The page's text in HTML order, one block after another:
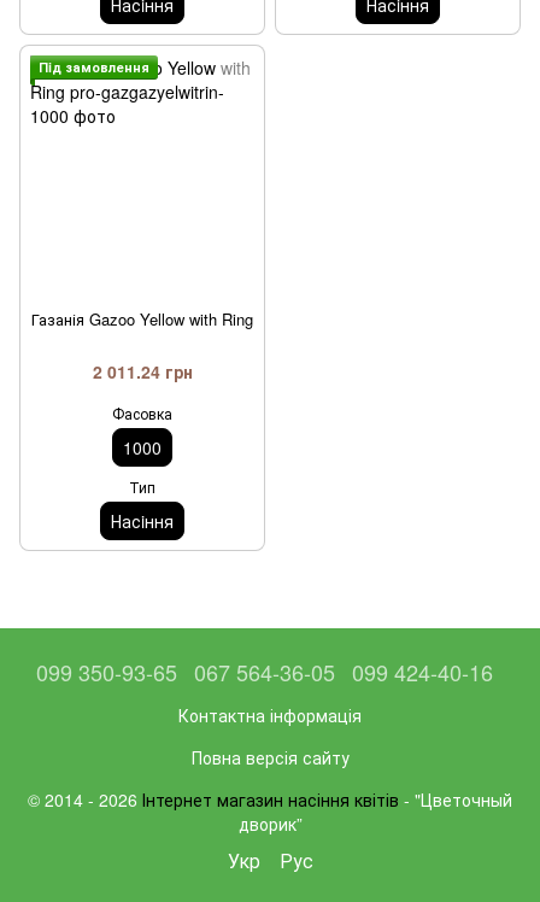
Насiння Насiння
Пiд замовлення
Газанія Gazoo Yellow with Ring
2 011.24 грн
Фасовка
1000
Тип
Насiння
099 350-93-65 067 564-36-05 099 424-40-16
Контактна інформація
Повна версія сайту
© 2014 - 2026 Інтернет магазин насіння квітів - "Цветочный
дворик”
Укр Рус